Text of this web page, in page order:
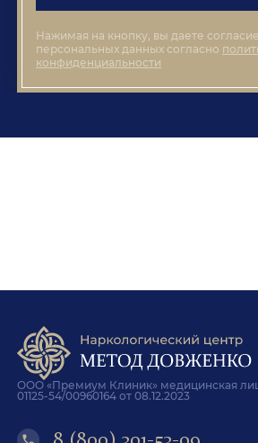
Нажимая на кнопку, вы даете
персональных данных согласно
конфиденциальности
ООО «Премиум Клиник» медицинская
01125-54/00960164 от 08.12.2023